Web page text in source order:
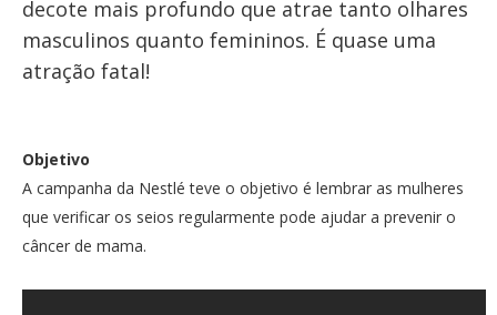
decote mais profundo que atrae tanto olhares
masculinos quanto femininos. É quase uma
atração fatal!
Objetivo
A campanha da Nestlé teve o objetivo é lembrar as mulheres
que verificar os seios regularmente pode ajudar a prevenir o
câncer de mama.